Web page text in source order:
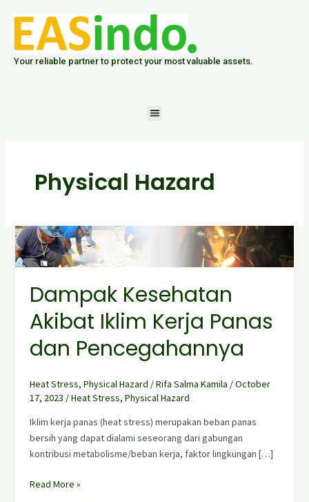
content
Your reliable partner to protect your most valuable assets.
Menu
Physical Hazard
Dampak Kesehatan
Akibat Iklim Kerja Panas
dan Pencegahannya
Heat Stress, Physical Hazard /Rifa Salma Kamila /October
17, 2023 /Heat Stress, Physical Hazard
Iklim kerja panas (heat stress) merupakan beban panas
bersih yang dapat dialami seseorang dari gabungan
kontribusi metabolisme/beban kerja, faktor lingkungan […]
Dampak
Kesehatan
Akibat
Kerja
Panas
dan
Pencegahannya
Read More »